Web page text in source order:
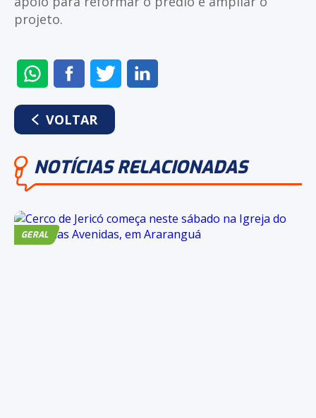
projeto.
ENVIAR
NO
WHATSAPP
COMPARTILHAR
NO
FACEBOOK
COMPARTILHAR
NO
VOLTAR
NOTÍCIAS RELACIONADAS
GERAL